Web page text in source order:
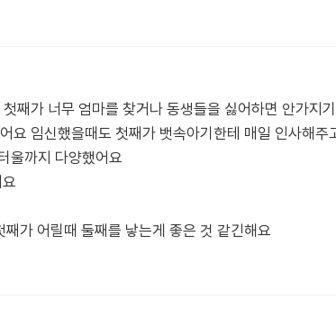
째가 너무 엄마를 찾거나 동생들을 싫어하면 안가지
요 임신했을때도 첫째가 뱃속아기한테 매일 인사해
울까지 다양했어요
가 어릴때 둘째를 낳는게 좋은 것 같긴해요